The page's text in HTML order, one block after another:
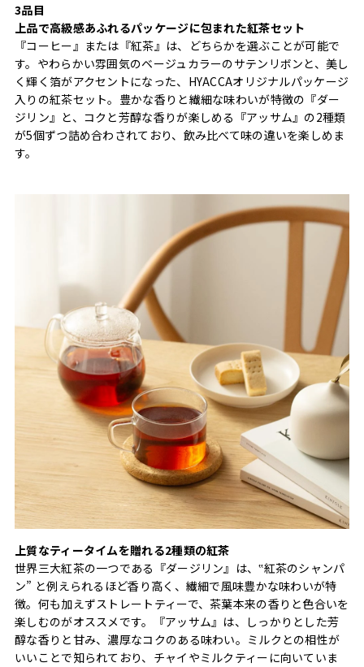
3品目
上品で高級感あふれるパッケージに包まれた紅茶セット
『コーヒー』または『紅茶』は、どちらかを選ぶことが可能で
す。やわらかい雰囲気のベージュカラーのサテンリボンと、美し
く輝く箔がアクセントになった、HYACCAオリジナルパッケージ
入りの紅茶セット。豊かな香りと繊細な味わいが特徴の『ダー
ジリン』と、コクと芳醇な香りが楽しめる『アッサム』の2種類
が5個ずつ詰め合わされており、飲み比べて味の違いを楽しめま
す。
上質なティータイムを贈れる2種類の紅茶
世界三大紅茶の一つである『ダージリン』は、‟紅茶のシャンパ
ン” と例えられるほど香り高く、繊細で風味豊かな味わいが特
徴。何も加えずストレートティーで、茶葉本来の香りと色合いを
楽しむのがオススメです。『アッサム』は、しっかりとした芳
醇な香りと甘み、濃厚なコクのある味わい。ミルクとの相性が
いいことで知られており、チャイやミルクティーに向いていま